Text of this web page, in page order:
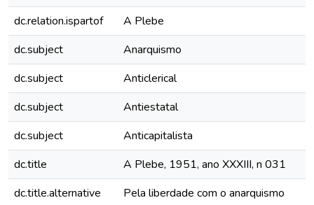
dc.relation.ispartof
A Plebe
dc.subject
Anarquismo
dc.subject
Anticlerical
dc.subject
Antiestatal
dc.subject
Anticapitalista
dc.title
A Plebe, 1951, ano XXXIII, n 031
dc.title.alternative
Pela liberdade com o anarquismo